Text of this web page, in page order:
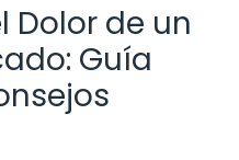
Dolor de un
Guía